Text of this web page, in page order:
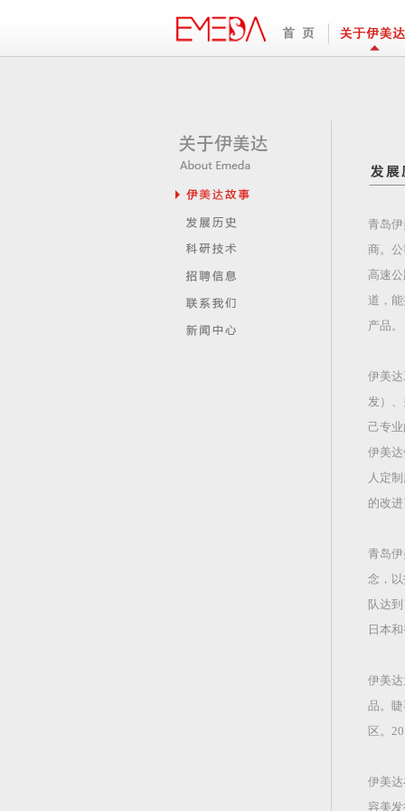
青岛
商。
高速
道，
产品。
伊美
发）
己专
伊美
人定
的改
青岛
念，
队达
日本
伊美
品。
区。
伊美
容美